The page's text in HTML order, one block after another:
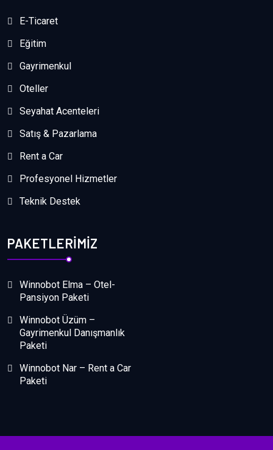
E-Ticaret
Eğitim
Gayrimenkul
Oteller
Seyahat Acenteleri
Satış & Pazarlama
Rent a Car
Profesyonel Hizmetler
Teknik Destek
PAKETLERIMIZ
Winnobot Elma – Otel-
Pansiyon Paketi
Winnobot Üzüm –
Gayrimenkul Danışmanlık
Paketi
Winnobot Nar – Rent a Car
Paketi